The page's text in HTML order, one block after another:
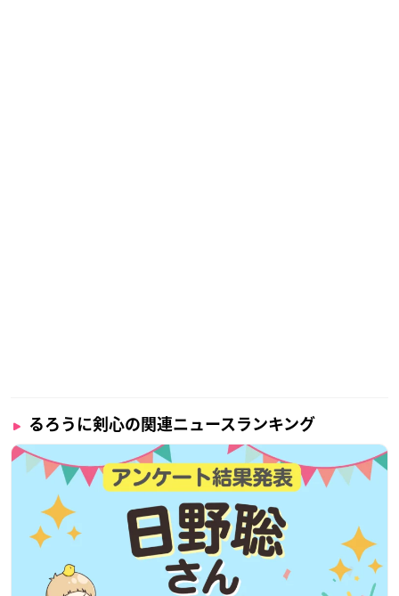
るろうに剣心の関連ニュースランキング